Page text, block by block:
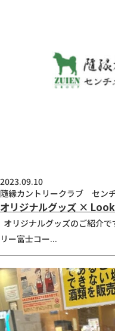
2023.09.10
隨縁カントリークラブ セン
オリジナルグッズ ×
オリジナルグッズのご紹介
リー富士コー...